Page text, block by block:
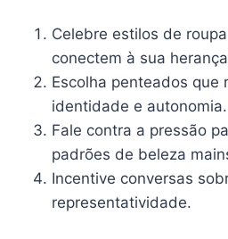
Celebre estilos de
conectem à sua
Escolha penteados que
identidade e autonomia.
Fale contra a pressão
padrões de beleza
Incentive conversas
representatividade.